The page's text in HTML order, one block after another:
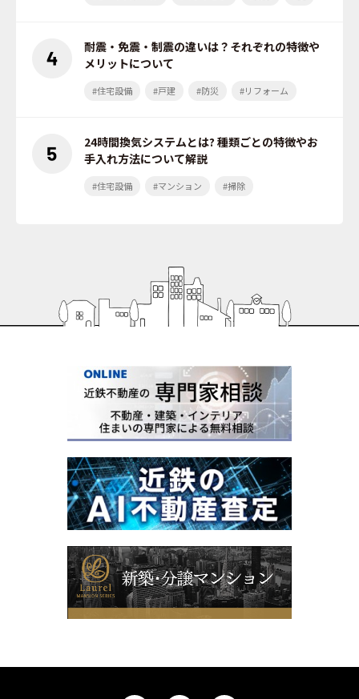
耐震・免震・制震の違いは？それぞれの特徴や
メリットについて
#住宅設備 #戸建 #防災 #リフォーム
24時間換気システムとは? 種類ごとの特徴やお
手入れ方法について解説
#住宅設備 #マンション #掃除